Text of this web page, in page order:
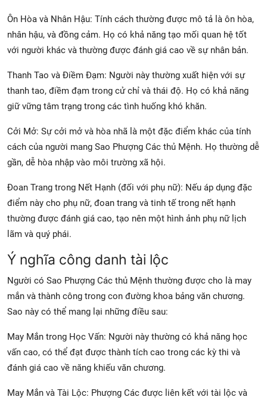
Ôn Hòa và Nhân Hậu: Tính cách thường được mô tả là ôn hòa,
nhân hậu, và đồng cảm. Họ có khả năng tạo mối quan hệ tốt
với người khác và thường được đánh giá cao về sự nhân bản.
Thanh Tao và Điềm Đạm: Người này thường xuất hiện với sự
thanh tao, điềm đạm trong cử chỉ và thái độ. Họ có khả năng
giữ vững tâm trạng trong các tình huống khó khăn.
Cởi Mở: Sự cởi mở và hòa nhã là một đặc điểm khác của tính
cách của người mang Sao Phượng Các thủ Mệnh. Họ thường dễ
gần, dễ hòa nhập vào môi trường xã hội.
Đoan Trang trong Nết Hạnh (đối với phụ nữ): Nếu áp dụng đặc
điểm này cho phụ nữ, đoan trang và tinh tế trong nết hạnh
thường được đánh giá cao, tạo nên một hình ảnh phụ nữ lịch
lãm và quý phái.
Ý nghĩa công danh tài lộc
Người có Sao Phượng Các thủ Mệnh thường được cho là may
mắn và thành công trong con đường khoa bảng văn chương.
Sao này có thể mang lại những điều sau:
May Mắn trong Học Vấn: Người này thường có khả năng học
vấn cao, có thể đạt được thành tích cao trong các kỳ thi và
đánh giá cao về năng khiếu văn chương.
May Mắn và Tài Lộc: Phượng Các được liên kết với tài lộc và